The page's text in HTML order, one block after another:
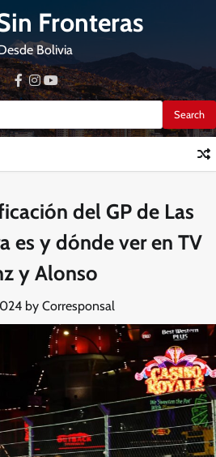
Fronteras
Bolivia
facebook
instagram
youtube
del GP de Las
es y dónde ver en TV
y Alonso
by Corresponsal